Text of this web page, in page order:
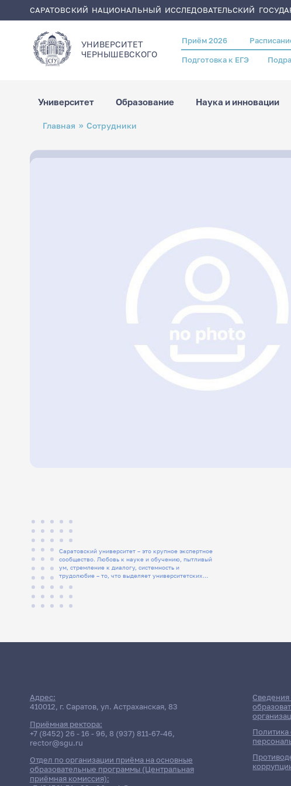
САРАТОВСКИЙ НАЦИОНАЛЬНЫЙ ИССЛЕДОВАТЕЛЬСКИЙ
УНИВЕРСИТЕТ
ЧЕРНЫШЕВСКОГO
Header
menu
Приём 2026
Подготовка к ЕГЭ
Университет Образование Наука и инновации
Строка
навигации
Главная Сотрудники
Саратовский университет – это крупное экспертное
сообщество. Любовь к науке и обучению, пытливый
ум, стремление к диалогу, системность и
трудолюбие – то, что выделяет университетских
Адрес:
410012, г. Саратов, ул. Астраханская, 83
Приёмная ректора:
+7 (8452) 26 - 16 - 96, 8 (937) 811-67-46,
rector@sgu.ru
Отдел по организации приёма на основные
образовательные программы (Центральная
приёмная комиссия):
Сведения
Политика